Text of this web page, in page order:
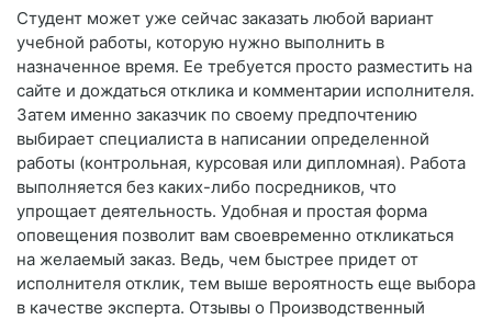
Студент может уже сейчас заказать любой вариант
учебной работы, которую нужно выполнить в
назначенное время. Ее требуется просто разместить на
сайте и дождаться отклика и комментарии исполнителя.
Затем именно заказчик по своему предпочтению
выбирает специалиста в написании определенной
работы (контрольная, курсовая или дипломная). Работа
выполняется без каких-либо посредников, что
упрощает деятельность. Удобная и простая форма
оповещения позволит вам своевременно откликаться
на желаемый заказ. Ведь, чем быстрее придет от
исполнителя отклик, тем выше вероятность еще выбора
в качестве эксперта. Отзывы о Производственный